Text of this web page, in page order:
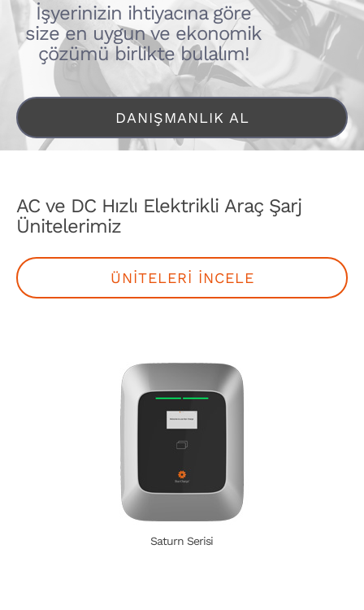
İşyerinizin ihtiyacına göre
size en uygun ve ekonomik
çözümü birlikte bulalım!
DANIŞMANLIK AL
AC ve DC Hızlı Elektrikli Araç Şarj
Ünitelerimiz
ÜNİTELERİ İNCELE
Saturn Serisi